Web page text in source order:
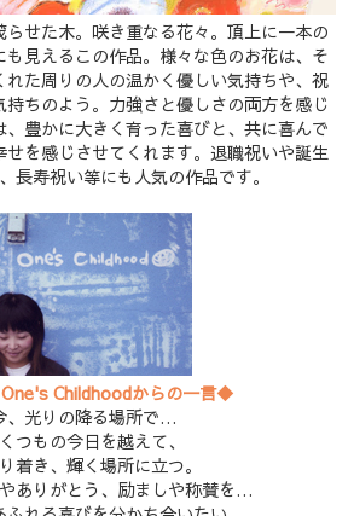
せた木。咲き重なる花々。頂上に一本の
見えるこの作品。様々な色のお花は、そ
れた周りの人の温かく優しい気持ちや、祝
ちのよう。力強さと優しさの両方を感じ
、豊かに大きく育った喜びと、共に喜んで
せを感じさせてくれます。退職祝いや誕生
長寿祝い等にも人気の作品です。
Childhoodからの一言◆
、光りの降る場所で…
つもの今日を越えて、
着き、輝く場所に立つ。
ありがとう、励ましや称賛を…